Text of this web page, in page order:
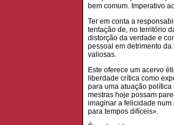
bem comum. Imperativo
Ter em conta a
tentação de, no território
distorção da verdade e
pessoal em detrimento
valiosas.
Este oferece um acervo
liberdade crítica como
para uma atuação
mestras hoje possam
imaginar a felicidade num
para tempos difíceis».